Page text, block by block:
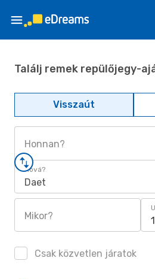
Találj remek repülőjegy-
Visszaút
Honnan?
Hová?
Daet
Mikor?
Csak közvetlen járatok